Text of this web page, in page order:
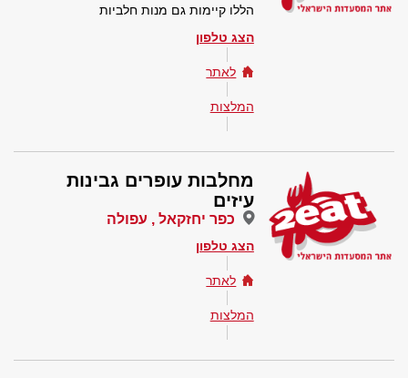
הללו קיימות גם מנות חלביות
הצג טלפון
לאתר
המלצות
מחלבות עופרים גבינות
עיזים
כפר יחזקאל , עפולה
הצג טלפון
לאתר
המלצות